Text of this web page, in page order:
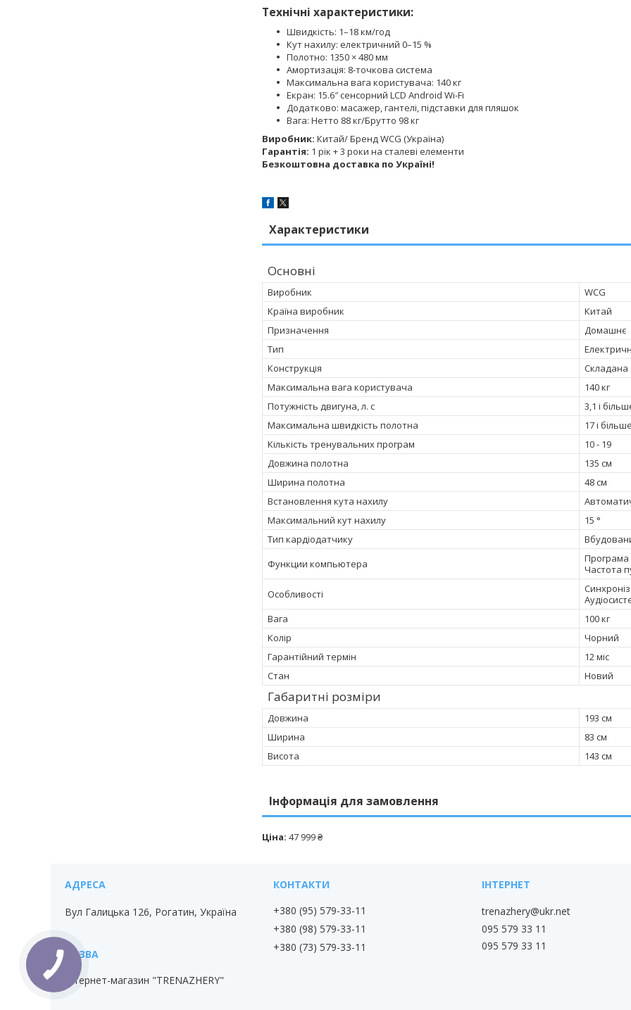
Технічні характеристики:
Швидкість: 1–18 км/год
Кут нахилу: електричний 0–15 %
Полотно: 1350 × 480 мм
Амортизація: 8-точкова система
Максимальна вага користувача: 140 кг
Екран: 15.6″ сенсорний LCD Android Wi-Fi
Додатково: масажер, гантелі, підставки для пляшок
Вага: Нетто 88 кг/Брутто 98 кг
Виробник: Китай/ Бренд WCG (Україна)
Гарантія: 1 рік + 3 роки на сталеві елементи
Безкоштовна доставка по Україні!
Характеристики
Основні
Виробник
WCG
Країна виробник
Китай
Призначення
Домашнє
Тип
Конструкція
Складана
Максимальна вага користувача
140 кг
Потужність двигуна, л. с
3,1 і
Максимальна швидкість полотна
17 і
Кількість тренувальних програм
10 - 19
Довжина полотна
135 см
Ширина полотна
48 см
Встановлення кута нахилу
Максимальний кут нахилу
15 °
Тип кардіодатчику
Функции компьютера
Програма
Частота
Особливості
Вага
100 кг
Колір
Чорний
Гарантійний термін
12 міс
Стан
Новий
Габаритні розміри
Довжина
193 см
Ширина
83 см
Висота
143 см
Інформація для замовлення
Ціна: 47 999 ₴
Вул Галицька 126, Рогатин, Україна
Інтернет-магазин "TRENAZHERY"
+380 (95) 579-33-11
+380 (98) 579-33-11
+380 (73) 579-33-11
trenazhery@ukr.net
095 579 33 11
095 579 33 11